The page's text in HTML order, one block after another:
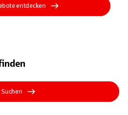
entdecken
zu suchen. Verwenden Sie die
zu suchen. Verwenden Sie die
Suchen